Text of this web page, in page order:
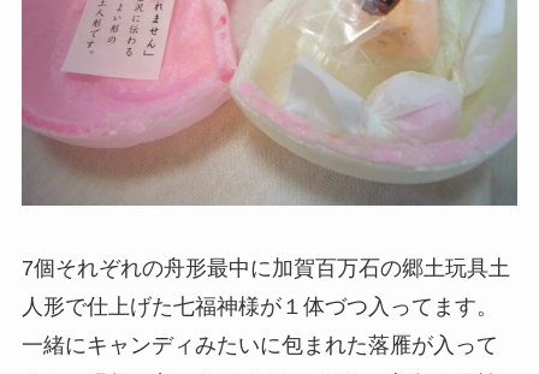
7個それぞれの舟形最中に加賀百万石の郷土玩具土
人形で仕上げた七福神様が１体づつ入ってます。
一緒にキャンディみたいに包まれた落雁が入って